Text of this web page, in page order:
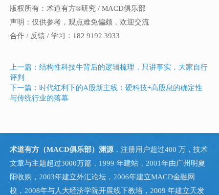
版权所有：术道有方®研究 / MACD俱乐部
声明：仅供参考，观点难免偏颇，欢迎交流
合作 / 反馈 / 学习：182 9192 3933
上一篇：结构性科技牛背后的逻辑梳理，只讲事实，大家自行
评判
下一篇：时代红利下的A股新主线：硬科技+高股息的确定性
与传统行业的落幕
术道有方（MACD俱乐部）渊源，注册用户超过400 万，技术
文章与主题超过3000万篇，1999 年建站，2001年由广州明夏
阳收购，2003年建立外汇论坛，2006年建立MACD金融网
校，2008年与人大经济学院开展线下教培，2009 年建立天发